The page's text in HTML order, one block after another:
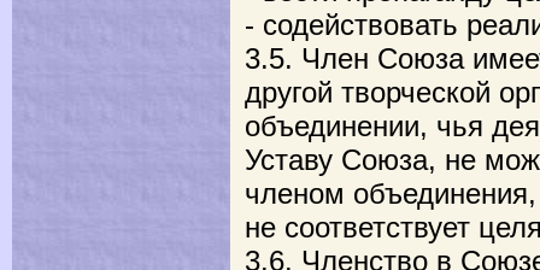
- содействовать
3.5. Член Союза
другой творческой
объединении, чья
Уставу Союза, не
членом
не соответствует
3.6. Членство в